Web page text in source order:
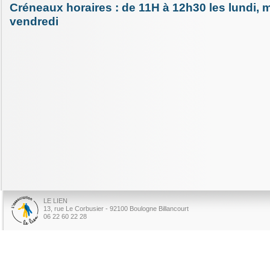
Créneaux horaires : de 11H à 12h30 les lundi,
vendredi
LE LIEN
13, rue Le Corbusier - 92100 Boulogne Billancourt
06 22 60 22 28